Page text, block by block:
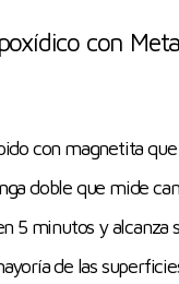
con
con magnetita
doble que mide
5 minutos y alcanza
de las